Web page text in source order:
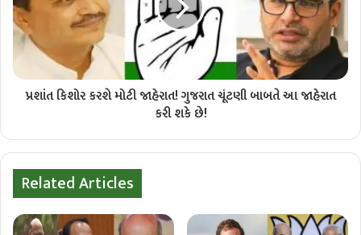
પ્રશાંત કિશોર કરશે મોટી જાહેરાત! ગુજરાત ચૂંટણી બાબતે આ જાહેરાત
કરી શકે છે!
Related Articles